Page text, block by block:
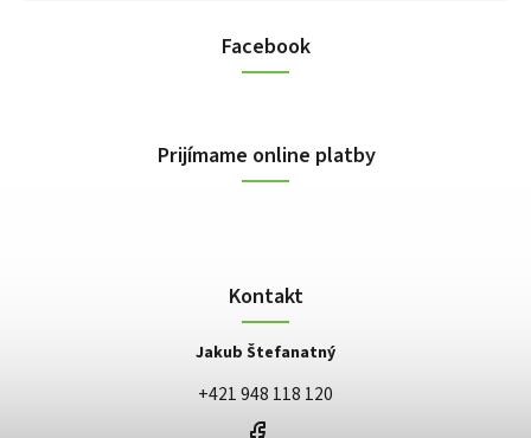
Facebook
Prijímame online platby
Kontakt
Jakub Štefanatný
+421 948 118 120